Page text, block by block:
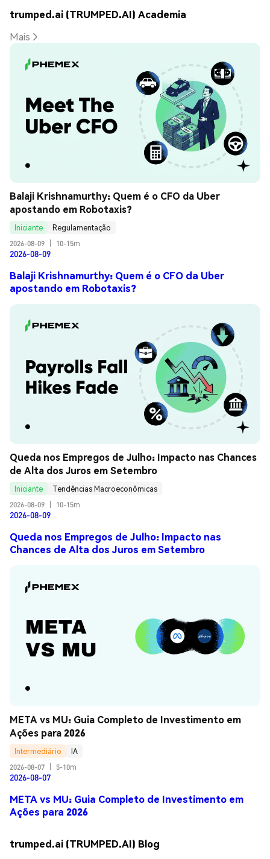
trumped.ai (TRUMPED.AI) Academia
Mais
Balaji Krishnamurthy: Quem é o CFO da Uber
apostando em Robotaxis?
Iniciante
Regulamentação
2026-08-09
10-15m
2026-08-09
Balaji Krishnamurthy: Quem é o CFO da Uber
apostando em Robotaxis?
Queda nos Empregos de Julho: Impacto nas Chances
de Alta dos Juros em Setembro
Iniciante
Tendências Macroeconômicas
2026-08-09
10-15m
2026-08-09
Queda nos Empregos de Julho: Impacto nas
Chances de Alta dos Juros em Setembro
META vs MU: Guia Completo de Investimento em
Ações para 2026
Intermediário
IA
2026-08-07
5-10m
2026-08-07
META vs MU: Guia Completo de Investimento em
Ações para 2026
trumped.ai (TRUMPED.AI) Blog